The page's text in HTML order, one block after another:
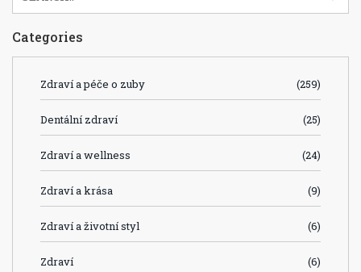
Categories
Zdraví a péče o zuby (259)
Dentální zdraví (25)
Zdraví a wellness (24)
Zdraví a krása (9)
Zdraví a životní styl (6)
Zdraví (6)